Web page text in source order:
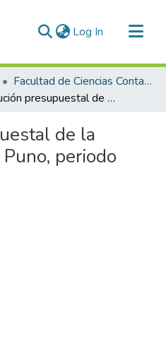
Log In (current)
Facultad de Ciencias Contables y Financieras
Ejecución presupuestal de la Municipalidad de Puno, periodo 2022 - 2023
de la
periodo